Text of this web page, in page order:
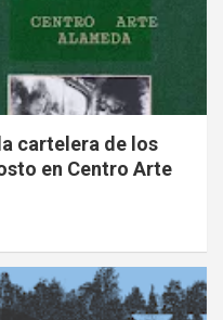
cartelera de los
en Centro Arte